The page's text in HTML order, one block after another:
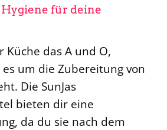
für deine
das A und O,
um die Zubereitung von
Die SunJas
bieten dir eine
da du sie nach dem